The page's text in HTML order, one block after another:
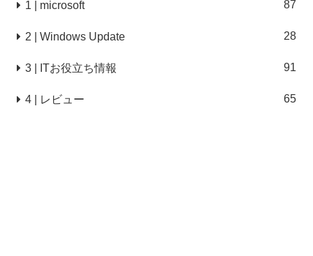
1 | microsoft 87
2 | Windows Update 28
3 | ITお役立ち情報 91
4 | レビュー 65